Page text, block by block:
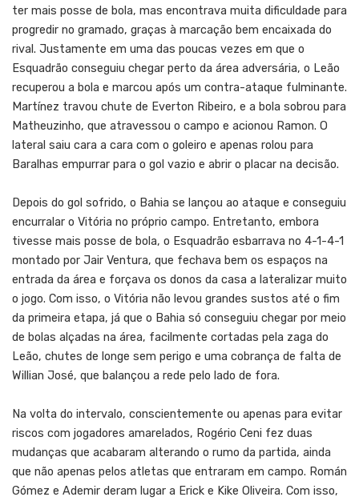
ter mais posse de bola, mas encontrava muita dificuldade para
progredir no gramado, graças à marcação bem encaixada do
rival. Justamente em uma das poucas vezes em que o
Esquadrão conseguiu chegar perto da área adversária, o Leão
recuperou a bola e marcou após um contra-ataque fulminante.
Martínez travou chute de Everton Ribeiro, e a bola sobrou para
Matheuzinho, que atravessou o campo e acionou Ramon. O
lateral saiu cara a cara com o goleiro e apenas rolou para
Baralhas empurrar para o gol vazio e abrir o placar na decisão.
Depois do gol sofrido, o Bahia se lançou ao ataque e conseguiu
encurralar o Vitória no próprio campo. Entretanto, embora
tivesse mais posse de bola, o Esquadrão esbarrava no 4-1-4-1
montado por Jair Ventura, que fechava bem os espaços na
entrada da área e forçava os donos da casa a lateralizar muito
o jogo. Com isso, o Vitória não levou grandes sustos até o fim
da primeira etapa, já que o Bahia só conseguiu chegar por meio
de bolas alçadas na área, facilmente cortadas pela zaga do
Leão, chutes de longe sem perigo e uma cobrança de falta de
Willian José, que balançou a rede pelo lado de fora.
Na volta do intervalo, conscientemente ou apenas para evitar
riscos com jogadores amarelados, Rogério Ceni fez duas
mudanças que acabaram alterando o rumo da partida, ainda
que não apenas pelos atletas que entraram em campo. Román
Gómez e Ademir deram lugar a Erick e Kike Oliveira. Com isso,